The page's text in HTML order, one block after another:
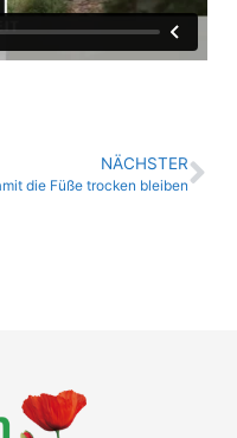
NÄCHSTER
die Füße trocken bleiben